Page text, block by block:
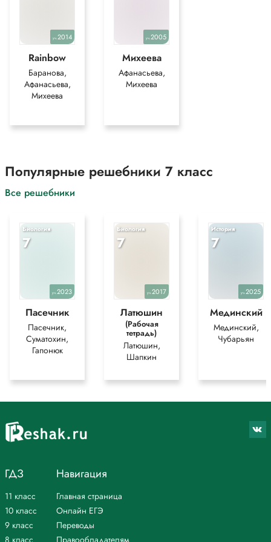
уч.2014
Rainbow
Баранова,
Афанасьева,
Михеева
уч.2005
Михеева
Афанасьева,
Михеева
Популярные решебники 7 класс
Все решебники
Биология
7
уч.2023
Пасечник
Пасечник,
Суматохин,
Гапонюк
Биология
7
уч.2017
Латюшин
(Рабочая
тетрадь)
Латюшин,
Шапкин
История
7
уч.2025
Мединский
Мединский,
Чубарьян
ГДЗ
11 класс
10 класс
9 класс
8 класс
Навигация
Главная страница
Онлайн ЕГЭ
Переводы
Правообладателям